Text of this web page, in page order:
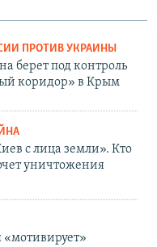
ПРОТИВ УКРАИНЫ
берет под контроль
коридор» в Крым
с лица земли». Кто
уничтожения
«мотивирует»